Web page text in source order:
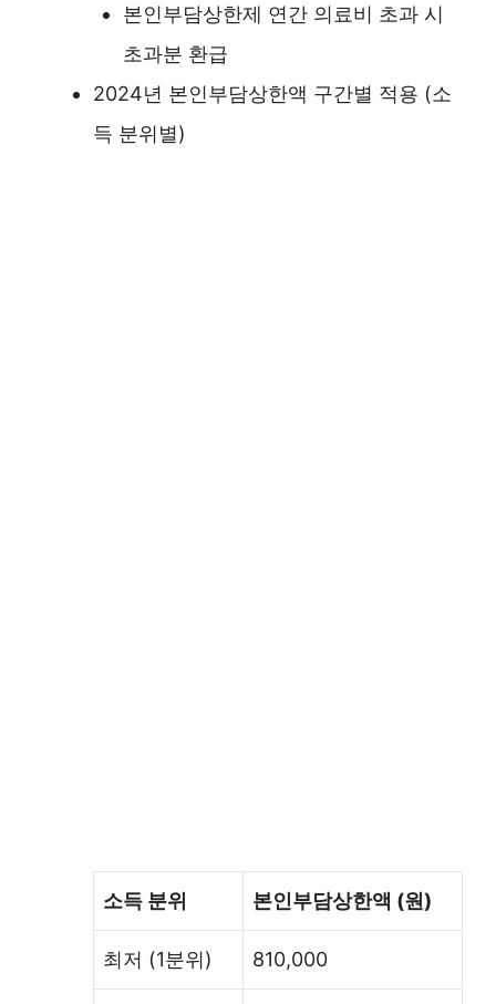
본인부담상한제 연간 의료비 초과 시
초과분 환급
2024년 본인부담상한액 구간별 적용 (소
득 분위별)
소득 분위 본인부담상한액 (원)
최저 (1분위) 810,000